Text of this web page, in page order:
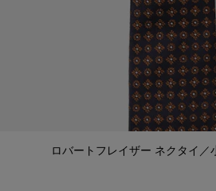
ロバートフレイザー ネクタイ／